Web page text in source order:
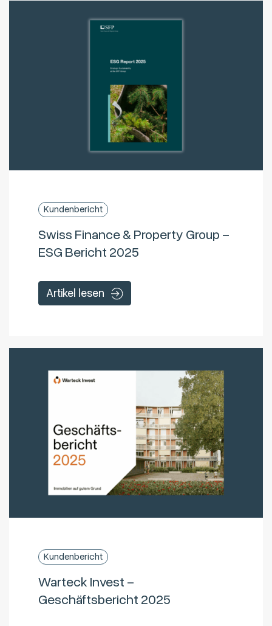
Kundenbericht
Swiss Finance & Property Group –
ESG Bericht 2025
Artikel lesen
Kundenbericht
Warteck Invest –
Geschäftsbericht 2025